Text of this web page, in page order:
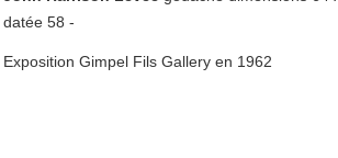
datée 58 -
Exposition Gimpel Fils Gallery en 1962